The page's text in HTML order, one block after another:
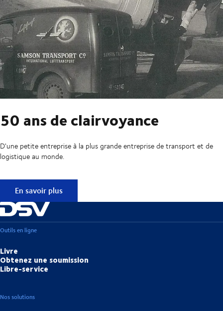
50 ans de clairvoyance
D'une petite entreprise à la plus grande entreprise de transport et de
logistique au monde.
50 ans de clairvoyance
En savoir plus
Outils en ligne
Livre
Obtenez une soumission
Libre-service
Nos solutions